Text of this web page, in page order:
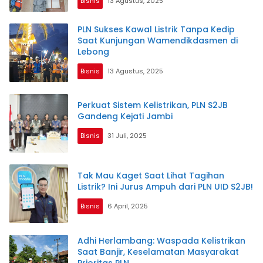
PLN Sukses Kawal Listrik Tanpa Kedip
Saat Kunjungan Wamendikdasmen di
Lebong
Bisnis 13 Agustus, 2025
Perkuat Sistem Kelistrikan, PLN S2JB
Gandeng Kejati Jambi
Bisnis 31 Juli, 2025
Tak Mau Kaget Saat Lihat Tagihan
Listrik? Ini Jurus Ampuh dari PLN UID S2JB!
Bisnis 6 April, 2025
Adhi Herlambang: Waspada Kelistrikan
Saat Banjir, Keselamatan Masyarakat